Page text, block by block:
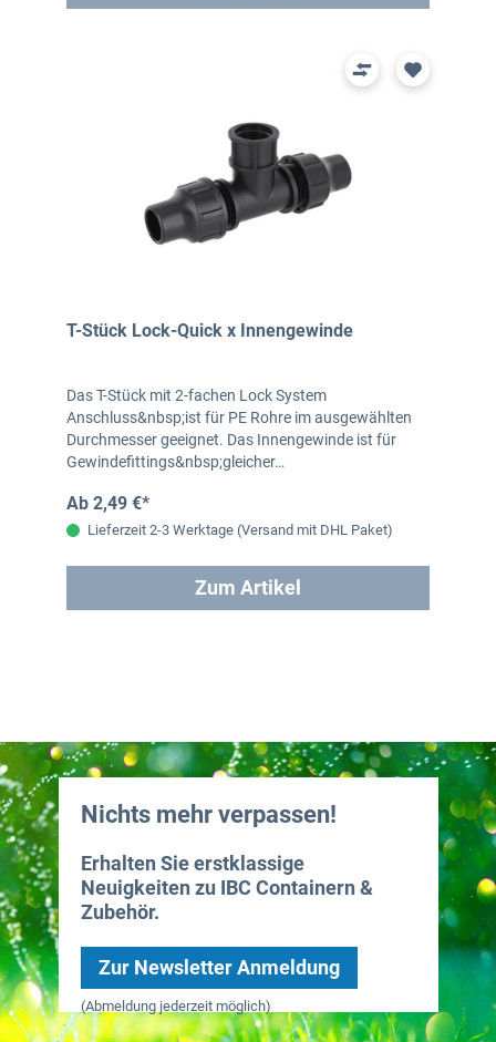
T-Stück Lock-Quick x Innengewinde
Das T-Stück mit 2-fachen Lock System
Anschluss&nbsp;ist für PE Rohre im ausgewählten
Durchmesser geeignet. Das Innengewinde ist für
Gewindefittings&nbsp;gleicher…
Ab 2,49 €*
Lieferzeit 2-3 Werktage (Versand mit DHL Paket)
Zum Artikel
Nichts mehr verpassen!
Erhalten Sie erstklassige
Neuigkeiten zu IBC Containern &
Zubehör.
Zur Newsletter Anmeldung
(Abmeldung jederzeit möglich)